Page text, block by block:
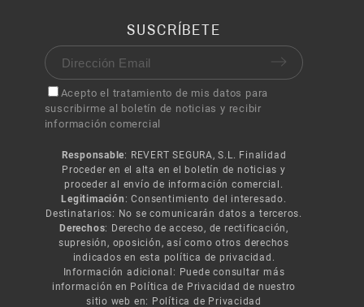
SUSCRÍBETE
Acepto el tratamiento de mis datos para
suscribirme al boletín de noticias y recibir
información comercial
Responsable: REVERT SEGURA, S.L. Finalidad
Proceder en el alta en el boletín de noticias y
proceder al envío de información comercial.
Legitimación : Consentimiento del interesado.
Destinatarios: No se comunicarán datos a terceros.
Derechos: Derecho de acceso, de rectificación,
supresión, oposición, así como otros derechos
indicados en esta política de privacidad.
Información adicional: Puede consultar más
información en Política de Privacidad de nuestro
sitio web en: Política de Privacidad